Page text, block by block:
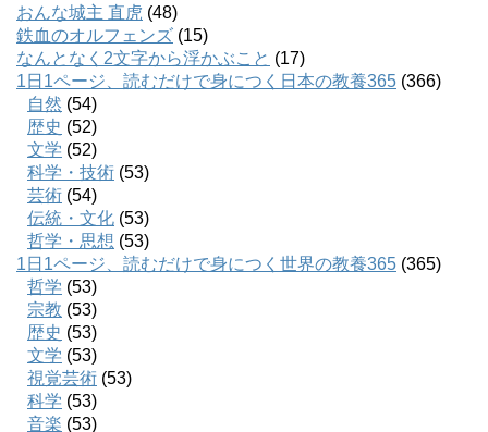
おんな城主 直虎 (48)
鉄血のオルフェンズ (15)
なんとなく2文字から浮かぶこと (17)
1日1ページ、読むだけで身につく日本の教養365 (366)
自然 (54)
歴史 (52)
文学 (52)
科学・技術 (53)
芸術 (54)
伝統・文化 (53)
哲学・思想 (53)
1日1ページ、読むだけで身につく世界の教養365 (365)
哲学 (53)
宗教 (53)
歴史 (53)
文学 (53)
視覚芸術 (53)
科学 (53)
音楽 (53)